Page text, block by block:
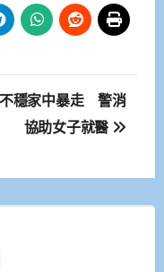
穩家中暴走 警消
協助女子就醫